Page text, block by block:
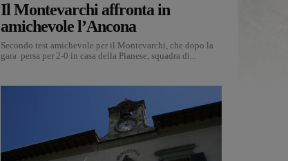
Il Montevarchi affronta in
amichevole l’Ancona
Secondo test amichevole per il Montevarchi, che dopo la
gara persa per 2-0 in casa della Pianese, squadra di...